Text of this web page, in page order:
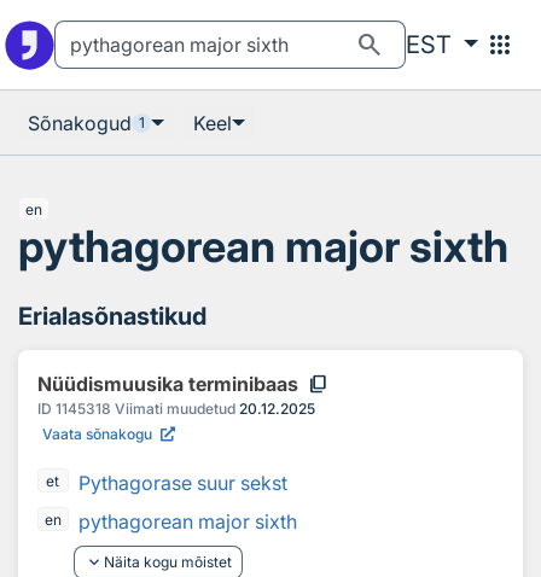
search EST apps
Sõnakogud 1 Keel
en
pythagorean major sixth
Erialasõnastikud
Nüüdismuusika terminibaas content_copy
ID 1145318 Viimati muudetud 20.12.2025
Vaata sõnakogu
et Pythagorase suur sekst
en
pythagorean major sixth
keyboard_arrow_down Näita kogu mõistet